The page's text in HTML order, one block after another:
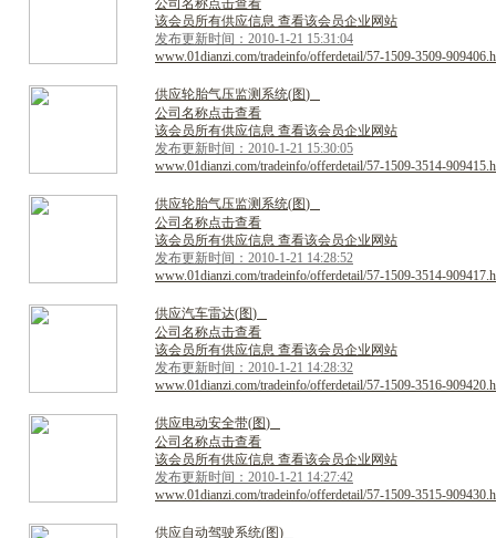
公司名称点击查看
该会员所有供应信息 查看该会员企业网站
发布更新时间：2010-1-21 15:31:04
www.01dianzi.com/tradeinfo/offerdetail/57-1509-3509-
供应轮胎气压监测 系统(图)
公司名称点击查看
该会员所有供应信息 查看该会员企业网站
发布更新时间：2010-1-21 15:30:05
www.01dianzi.com/tradeinfo/offerdetail/57-1509-3514-
供应轮胎气压监测 系统(图)
公司名称点击查看
该会员所有供应信息 查看该会员企业网站
发布更新时间：2010-1-21 14:28:52
www.01dianzi.com/tradeinfo/offerdetail/57-1509-3514-
供应汽车雷达(图)
公司名称点击查看
该会员所有供应信息 查看该会员企业网站
发布更新时间：2010-1-21 14:28:32
www.01dianzi.com/tradeinfo/offerdetail/57-1509-3516-
供应电动安全带(图)
公司名称点击查看
该会员所有供应信息 查看该会员企业网站
发布更新时间：2010-1-21 14:27:42
www.01dianzi.com/tradeinfo/offerdetail/57-1509-3515-
供应自动驾驶系统(图)